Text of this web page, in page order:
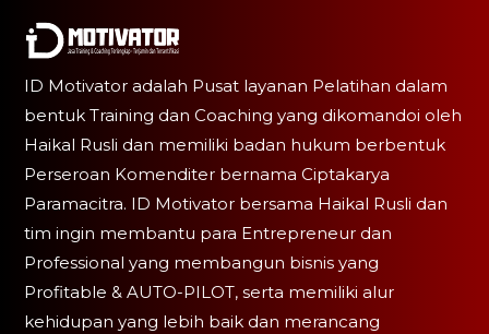
ID Motivator adalah Pusat layanan Pelatihan dalam
bentuk Training dan Coaching yang dikomandoi oleh
Haikal Rusli dan memiliki badan hukum berbentuk
Perseroan Komenditer bernama Ciptakarya
Paramacitra. ID Motivator bersama Haikal Rusli dan
tim ingin membantu para Entrepreneur dan
Professional yang membangun bisnis yang
Profitable & AUTO-PILOT, serta memiliki alur
kehidupan yang lebih baik dan merancang